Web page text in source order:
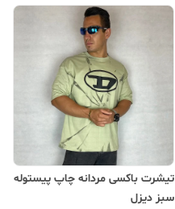
تیشرت باکسی مردانه چاپ پیستوله
سبز دیزل